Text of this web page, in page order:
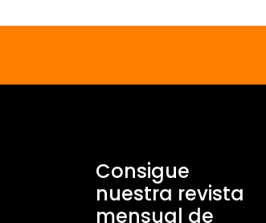
Consigue
nuestra revista
mensual de